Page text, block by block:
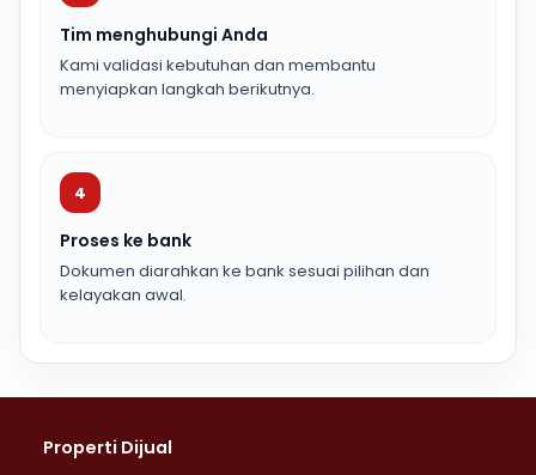
Tim menghubungi Anda
Kami validasi kebutuhan dan membantu
menyiapkan langkah berikutnya.
4
Proses ke bank
Dokumen diarahkan ke bank sesuai pilihan dan
kelayakan awal.
Properti Dijual